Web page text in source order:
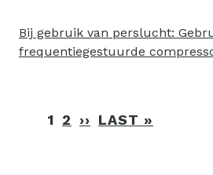
Bij gebruik van perslucht:
frequentiegestuurde
Paginering
1 2 ›› VOLGENDE
LAST »